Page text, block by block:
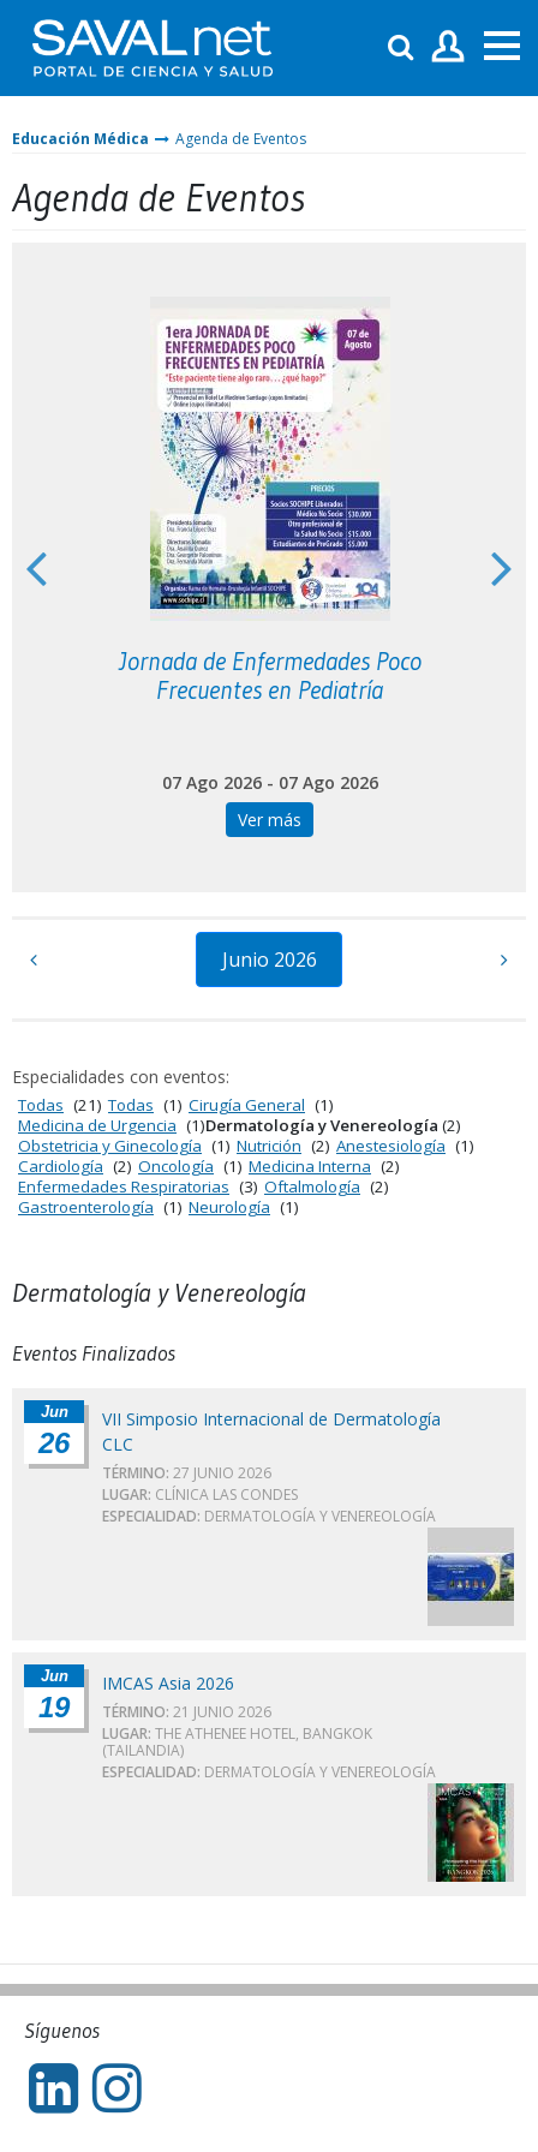
Educación Médica Agenda de Eventos
Agenda de Eventos
Jornada de Enfermedades Poco
Frecuentes en Pediatría
07 Ago 2026 - 07 Ago 2026
Ver más
Junio 2026
Especialidades con eventos:
Todas (21) Todas (1) Cirugía General (1)
Medicina de Urgencia (1)Dermatología y Venereología (2)
Obstetricia y Ginecología (1) Nutrición (2) Anestesiología (1)
Cardiología (2) Oncología (1) Medicina Interna (2)
Enfermedades Respiratorias (3) Oftalmología (2)
Gastroenterología (1) Neurología (1)
Dermatología y Venereología
Eventos Finalizados
Jun
26
VII Simposio Internacional de Dermatología
CLC
TÉRMINO: 27 JUNIO 2026
LUGAR: CLÍNICA LAS CONDES
ESPECIALIDAD: DERMATOLOGÍA Y VENEREOLOGÍA
Jun
19
IMCAS Asia 2026
TÉRMINO: 21 JUNIO 2026
LUGAR: THE ATHENEE HOTEL, BANGKOK
(TAILANDIA)
ESPECIALIDAD: DERMATOLOGÍA Y VENEREOLOGÍA
Síguenos